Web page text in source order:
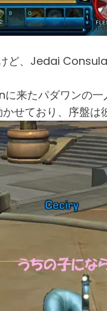
ど、Jedai
来たパダワンの一
せており、序盤は